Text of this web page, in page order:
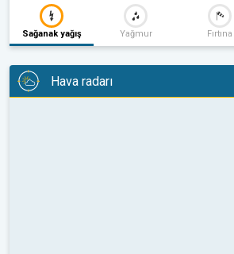
Sağanak yağış Yağmur Fırtına
Hava radarı